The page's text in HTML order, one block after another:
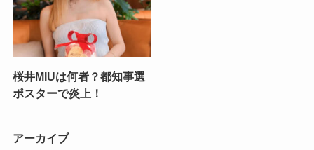
桜井MIUは何者？都知事選
ポスターで炎上！
アーカイブ